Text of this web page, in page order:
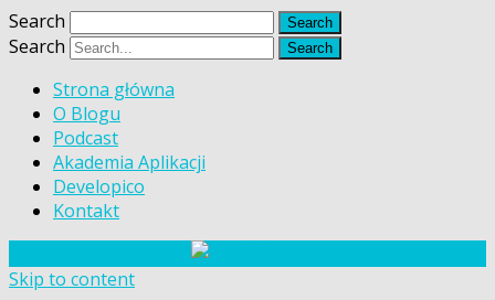
Search
Search
Strona główna
O Blogu
Podcast
Akademia Aplikacji
Developico
Kontakt
Skip to content